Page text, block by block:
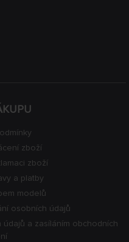
zboží
zboží
a platby
modelů
osobních údajů
a zasíláním obchodních